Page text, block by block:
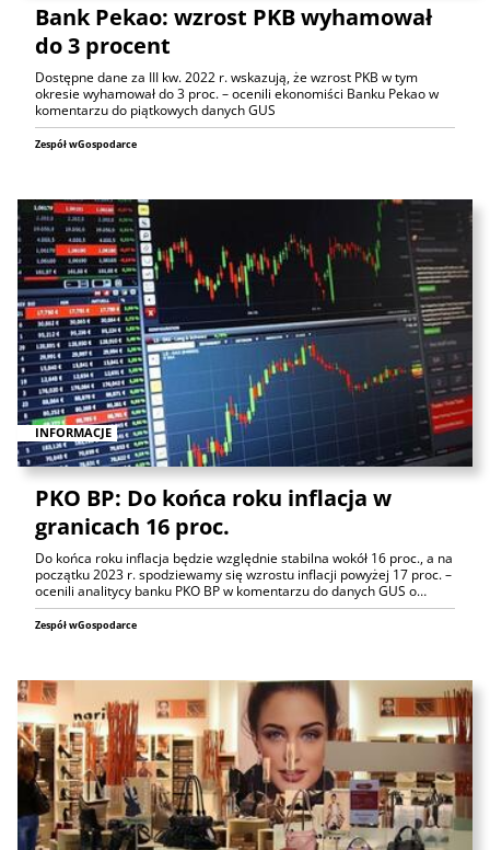
Bank Pekao: wzrost PKB wyhamował
do 3 procent
Dostępne dane za III kw. 2022 r. wskazują, że wzrost PKB w tym
okresie wyhamował do 3 proc. – ocenili ekonomiści Banku Pekao w
komentarzu do piątkowych danych GUS
Zespół wGospodarce
INFORMACJE
PKO BP: Do końca roku inflacja w
granicach 16 proc.
Do końca roku inflacja będzie względnie stabilna wokół 16 proc., a na
początku 2023 r. spodziewamy się wzrostu inflacji powyżej 17 proc. –
ocenili analitycy banku PKO BP w komentarzu do danych GUS o…
Zespół wGospodarce